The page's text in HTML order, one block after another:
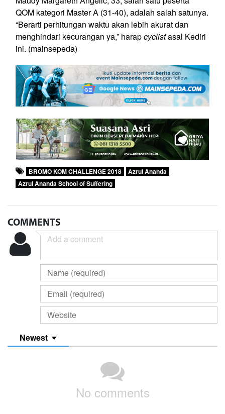
QOM kategori Master A (31-40), adalah salah satunya.
“Berarti perhitungan waktu akan lebih akurat dan
menghindari kecurangan ya,” harapcyclistasal Kediri
ini. (mainsepeda)
BROMO KOM CHALLENGE 2018
Azrul Ananda
Azrul Ananda School of Suffering
COMMENTS
Newest
No comments